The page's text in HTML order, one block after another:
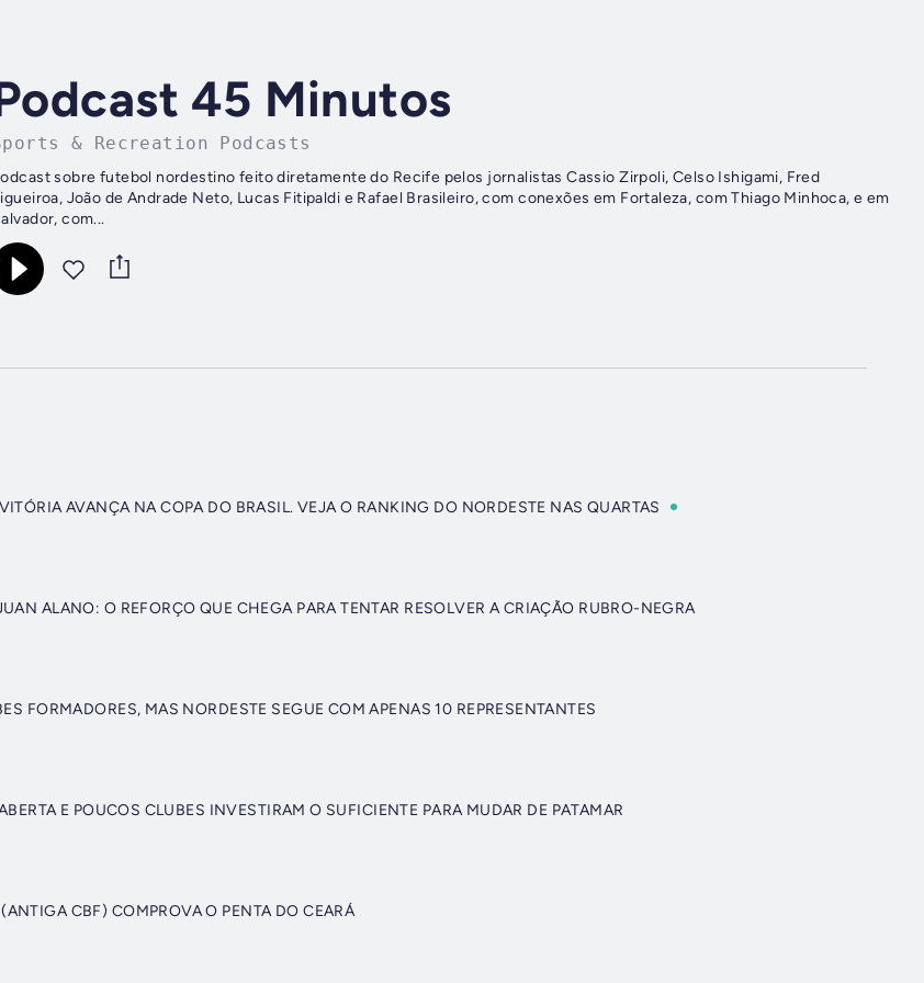
45 Minutos
& Recreation Podcasts
sobre futebol nordestino feito diretamente do Recife pelos jornalistas Cassio Zirpoli, Celso Ishigami, Fred
João de Andrade Neto, Lucas Fitipaldi e Rafael Brasileiro, com conexões em Fortaleza, com Thiago Minhoca, e em
com...
AVANÇA NA COPA DO BRASIL. VEJA O RANKING DO NORDESTE NAS QUARTAS
ALANO: O REFORÇO QUE CHEGA PARA TENTAR RESOLVER A CRIAÇÃO RUBRO-NEGRA
FORMADORES, MAS NORDESTE SEGUE COM APENAS 10 REPRESENTANTES
E POUCOS CLUBES INVESTIRAM O SUFICIENTE PARA MUDAR DE PATAMAR
CBF) COMPROVA O PENTA DO CEARÁ